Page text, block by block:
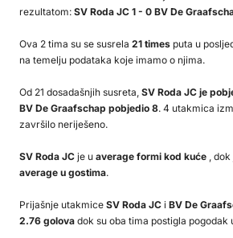
rezultatom: SV Roda JC 1 - 0 BV De
Ova 2 tima su se susrela 21 times puta u
na temelju podataka koje imamo o njima.
Od 21 dosadašnjih susreta, SV Roda JC je
BV De Graafschap pobjedio 8. 4 utakmica
završilo neriješeno.
SV Roda JC je u average formi kod kuće , dok
average u gostima.
Prijašnje utakmice SV Roda JC i BV De
2.76 golova dok su oba tima postigla pogodak